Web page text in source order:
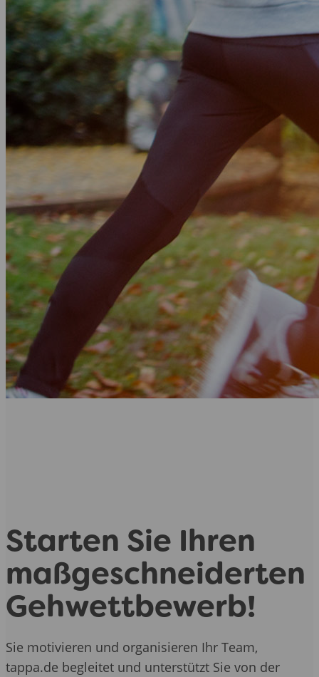
Starten Sie Ihren
maßgeschneiderten
Gehwettbewerb!
Sie motivieren und organisieren Ihr Team,
tappa.de begleitet und unterstützt Sie von der